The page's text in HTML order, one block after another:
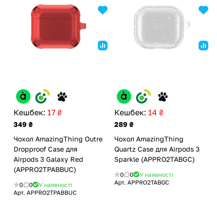
Кешбек: 17 ₴
349 ₴
Чохол AmazingThing Outre
Dropproof Case для
Airpods 3 Galaxy Red
(APPRO2TPABBUC)
0 0
У наявності
Арт. APPRO2TPABBUC
Кешбек: 14 ₴
289 ₴
Чохол AmazingThing
Quartz Case для Airpods 3
Sparkle (APPRO2TABGC)
0 0
У наявності
Арт. APPRO2TABGC